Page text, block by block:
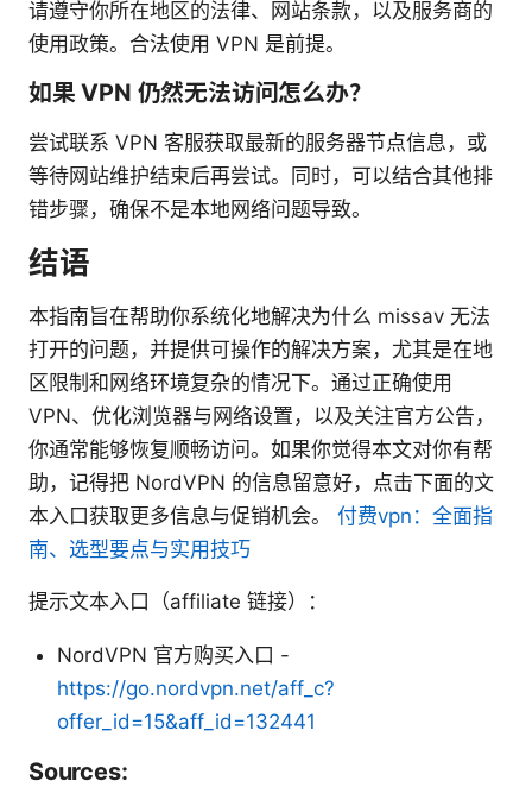
请遵守你所在地区的法律、网站条款，以及服务商的
使用政策。合法使用 VPN 是前提。
如果 VPN 仍然无法访问怎么办？
尝试联系 VPN 客服获取最新的服务器节点信息，或
等待网站维护结束后再尝试。同时，可以结合其他排
错步骤，确保不是本地网络问题导致。
结语
本指南旨在帮助你系统化地解决为什么 missav 无法
打开的问题，并提供可操作的解决方案，尤其是在地
区限制和网络环境复杂的情况下。通过正确使用
VPN、优化浏览器与网络设置，以及关注官方公告，
你通常能够恢复顺畅访问。如果你觉得本文对你有帮
助，记得把 NordVPN 的信息留意好，点击下面的文
本入口获取更多信息与促销机会。 付费vpn：全面指
南、选型要点与实用技巧
提示文本入口（affiliate 链接）：
NordVPN 官方购买入口 -
https://go.nordvpn.net/aff_c?
offer_id=15&aff_id=132441
Sources: